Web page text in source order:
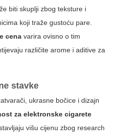
biti skuplji zbog teksture i
koji traže gustoću pare.
cena varira ovisno o tim
različite arome i aditive za
stavke
ukrasne bočice i dizajn
za elektronske cigarete
višu cijenu zbog research